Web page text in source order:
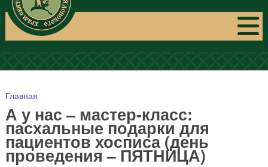
Вы здесь
Главная
А у нас – мастер-класс:
пасхальные подарки для
пациентов хосписа (день
проведения – ПЯТНИЦА)